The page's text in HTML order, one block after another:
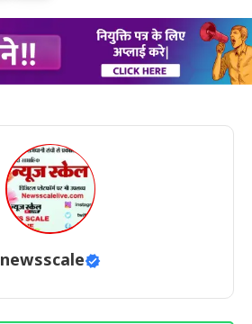
newsscale